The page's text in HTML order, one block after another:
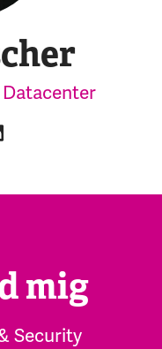
Datacenter
mig
Security